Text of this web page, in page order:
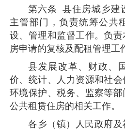
第六条 县住房城乡建
主管部门，负责统筹公共
设、管理和监督工作。负
房申请的复核及配租管理工
县发展改革、财政、
价、统计、人力资源和社会
环境保护、税务、监察等
公共租赁住房的相关工作。
各乡（镇）人民政府